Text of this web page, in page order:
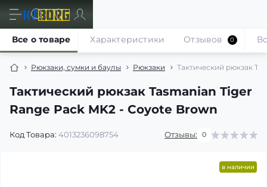
Рюкзаки, сумки и баулы Рюкзаки Тактический рюкзак
Тактический рюкзак Tasmanian Tiger
Range Pack MK2 - Coyote Brown
Код Товара: 4013236098754 Отзывы: 0
Все о товаре Характеристики Отзывов 0
в наличии